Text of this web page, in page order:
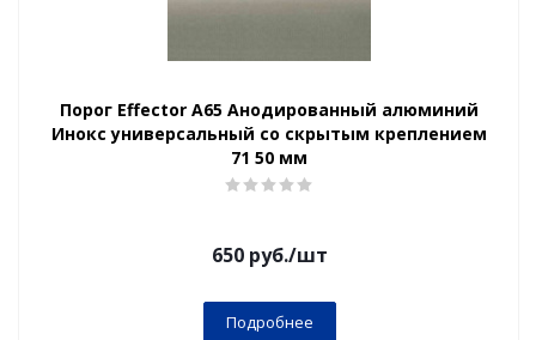
Порог Effector А65 Анодированный алюминий
Инокс универсальный со скрытым креплением
71 50 мм
650руб./шт
Подробнее